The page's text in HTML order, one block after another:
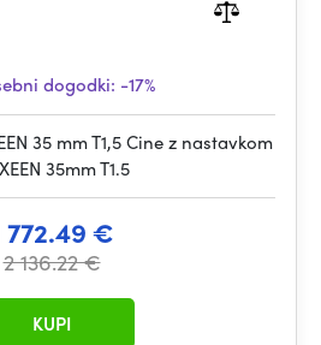
dogodki: -17%
35 mm T1,5 Cine z nastavkom
35mm T1.5
772.49 €
2 136.22 €
KUPI